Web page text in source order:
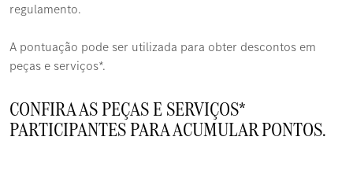
regulamento.
A pontuação pode ser utilizada para obter descontos em
peças e serviços*.
CONFIRA AS PEÇAS E SERVIÇOS*
PARTICIPANTES PARA ACUMULAR PONTOS.